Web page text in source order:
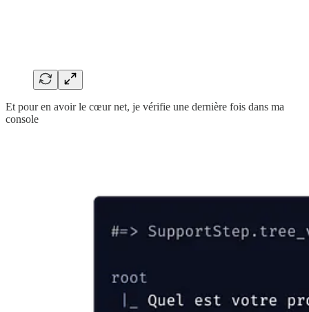
Et pour en avoir le cœur net, je vérifie une dernière fois dans ma
console